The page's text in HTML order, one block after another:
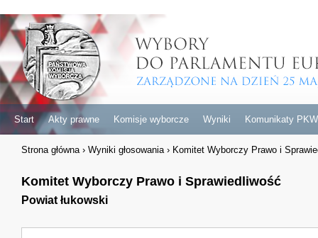
Start Akty prawne Komisje wyborcze Wyniki Komunikaty PKW
Strona główna › Wyniki głosowania › Komitet Wyborczy Prawo i
Komitet Wyborczy Prawo i Sprawiedliwość
Powiat łukowski